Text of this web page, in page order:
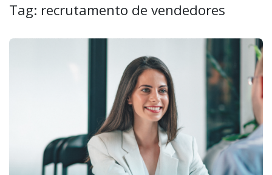
Tag: recrutamento de vendedores